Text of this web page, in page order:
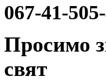
067-41-
Просимо
свят